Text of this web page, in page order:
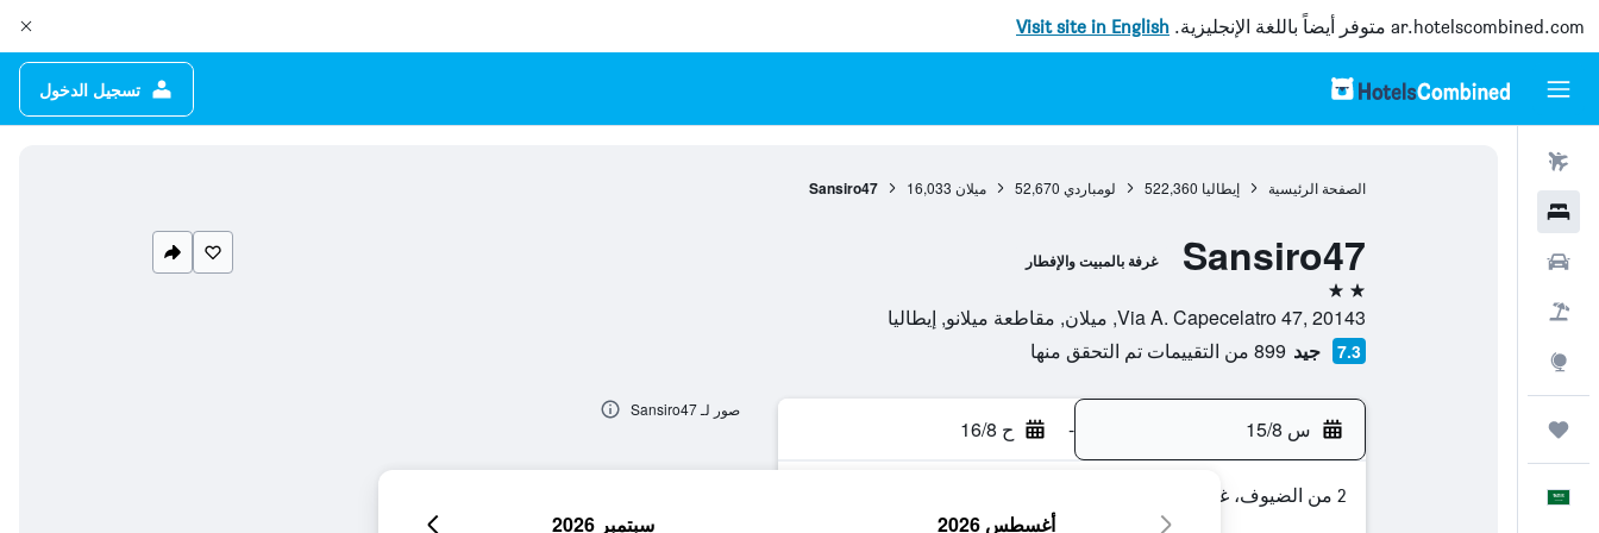
ar.hotelscombined.com متوفر أيضاً باللغة الإنجليزية. Visit site in English
تسجيل الدخول
الصفحة الرئيسية إيطاليا 522,360 لومباردي 52,670 ميلان 16,033
Sansiro47
Sansiro47 غرفة بالمبيت والإفطار
2 نجمتين
Via A. Capecelatro 47, 20143, ميلان, مقاطعة ميلانو, إيطاليا
7.3 جيد 899 من التقييمات تم التحقق منها
س 15/8 - ح 16/8
2 من الضيوف، غرفة واحدة
صور لـ Sansiro47
أغسطس 2026 سبتمبر 2026